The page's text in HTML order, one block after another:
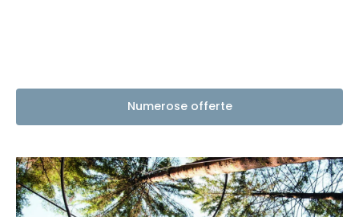
Numerose offerte